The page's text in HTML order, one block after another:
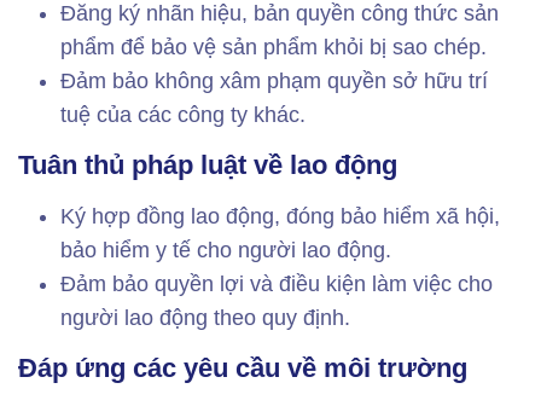
Đăng ký nhãn hiệu, bản quyền công thức sản
phẩm để bảo vệ sản phẩm khỏi bị sao chép.
Đảm bảo không xâm phạm quyền sở hữu trí
tuệ của các công ty khác.
Tuân thủ pháp luật về lao động
Ký hợp đồng lao động, đóng bảo hiểm xã hội,
bảo hiểm y tế cho người lao động.
Đảm bảo quyền lợi và điều kiện làm việc cho
người lao động theo quy định.
Đáp ứng các yêu cầu về môi trường